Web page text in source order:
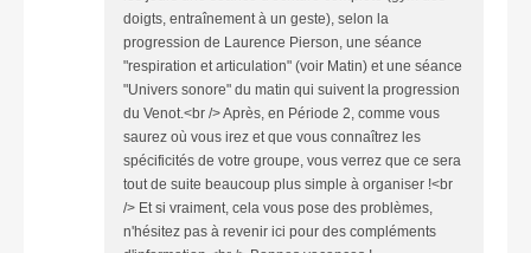
doigts, entraînement à un geste), selon la
progression de Laurence Pierson, une séance
"respiration et articulation" (voir Matin) et une séance
"Univers sonore" du matin qui suivent la progression
du Venot.<br /> Après, en Période 2, comme vous
saurez où vous irez et que vous connaîtrez les
spécificités de votre groupe, vous verrez que ce sera
tout de suite beaucoup plus simple à organiser !<br
/> Et si vraiment, cela vous pose des problèmes,
n'hésitez pas à revenir ici pour des compléments